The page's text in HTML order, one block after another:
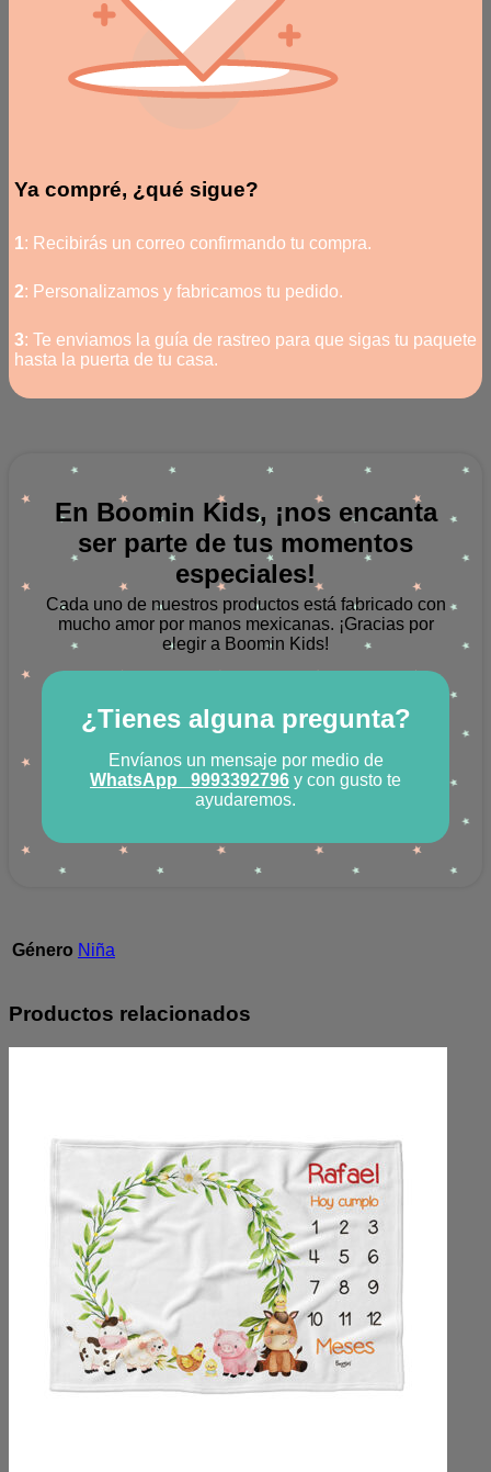
Ya compré, ¿qué sigue?
1: Recibirás un correo confirmando tu compra.
2: Personalizamos y fabricamos tu pedido.
3: Te enviamos la guía de rastreo para que sigas tu paquete
hasta la puerta de tu casa.
En Boomin Kids, ¡nos encanta
ser parte de tus momentos
especiales!
Cada uno de nuestros productos está fabricado con
mucho amor por manos mexicanas. ¡Gracias por
elegir a Boomin Kids!
¿Tienes alguna pregunta?
Envíanos un mensaje por medio de
WhatsApp
9993392796 y con gusto te
ayudaremos.
Género Niña
Productos relacionados